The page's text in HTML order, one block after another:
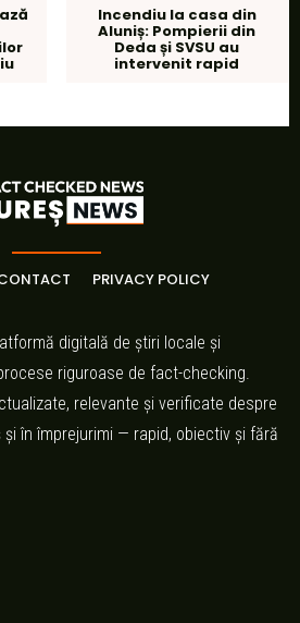
Incendiu la casa din
Aluniș: Pompierii din
Deda și SVSU au
intervenit rapid
PRIVACY POLICY
digitală de știri locale și
riguroase de fact-checking.
relevante și verificate despre
în împrejurimi — rapid, obiectiv și fără